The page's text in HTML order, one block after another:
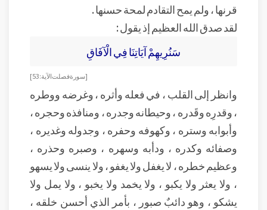
قرنها ، ولم يمح التقادم لمحة حسنها .
لقد صدق الله العظيم إذ يقول :
سَنُرِيهِمْ آيَاتِنَا فِي الْآفَاقِ
[ سورة فصلت الآية : 53 ]
وانظر إلى القلب ، في فعله وأثره ، وغرضه ووطره
، وقدرِه وقَدره ، وحيطانه وجدره ، ومنافذه وحجره ،
وأبوابه وستره ، وكهوفه وحفره ، وجدوله وغديره ،
وصفائه وكدره ، ودأبه وسهره ، وصبره وحذره ،
وعظيم خطره ، لا يغفل ولا يغفو ، ولا ينسى ولا يسهو
، ولا يعثر ولا يكبو ، ولا يخمد ولا يخبو ، ولا يمل ولا
يشكو ، وهو دائبٌ صبور ، بأمر الذي أحسن خلقه ،